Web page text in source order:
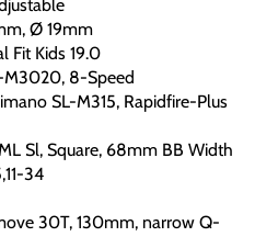
Ø 19mm
Fit Kids 19.0
8-Speed
SL-M315, Rapidfire-Plus
Sl, Square, 68mm BB Width
34
30T, 130mm, narrow Q-